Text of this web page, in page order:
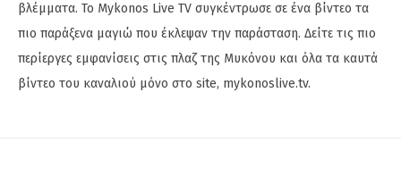
βλέμματα. Το Mykonos Live TV συγκέντρωσε σε ένα βίντεο τα
πιο παράξενα μαγιώ που έκλεψαν την παράσταση. Δείτε τις πιο
περίεργες εμφανίσεις στις πλαζ της Μυκόνου και όλα τα καυτά
βίντεο του καναλιού μόνο στο site, mykonoslive.tv.